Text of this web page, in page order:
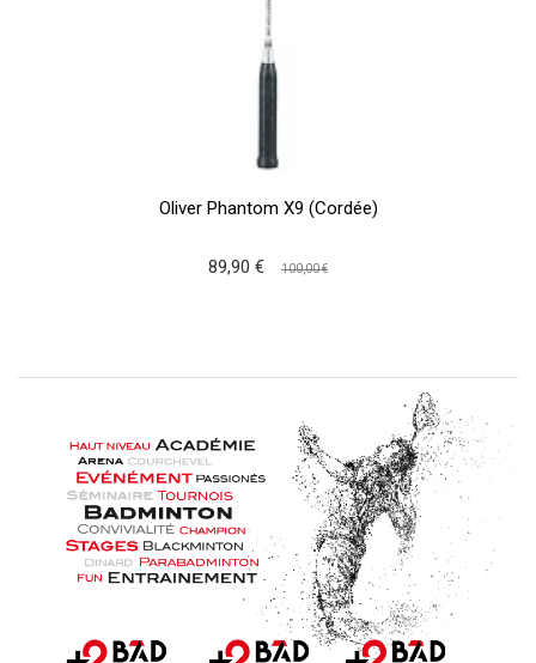
Oliver Phantom X9 (Cordée)
89,90 € 100,00 €